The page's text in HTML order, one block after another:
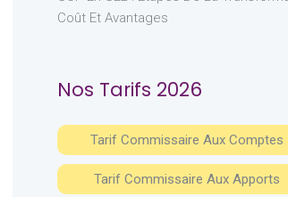
Coût Et Avantages
Nos Tarifs 2026
Tarif Commissaire Aux Comptes
Tarif Commissaire Aux Apports